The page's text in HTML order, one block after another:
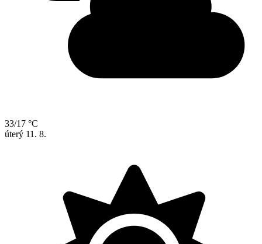
33/17 °C
úterý 11. 8.